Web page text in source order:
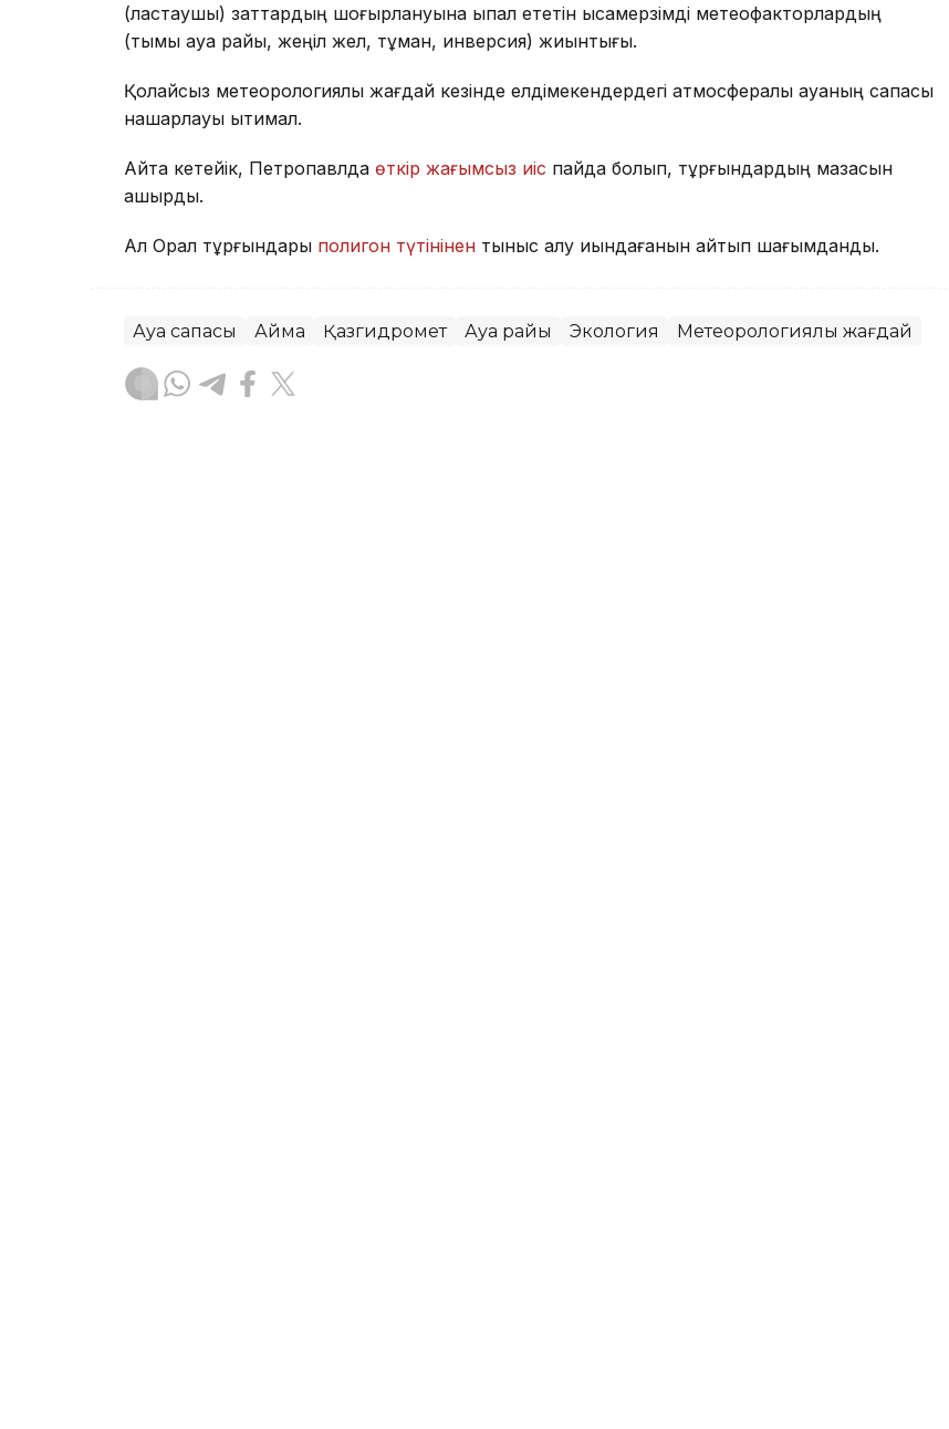
(ластаушы) заттардың шоғырлануына ықпал ететін қысқамерзімді метеофакторлардың
(тымық ауа райы, жеңіл жел, тұман, инверсия) жиынтығы.
Қолайсыз метеорологиялық жағдай кезінде елдімекендердегі атмосфералық ауаның сапасы
нашарлауы ықтимал.
Айта кетейік, Петропавлда өткір жағымсыз иіс пайда болып, тұрғындардың мазасын
қашырды.
Ал Орал тұрғындары полигон түтінінен тыныс алу қиындағанын айтып шағымданды.
Ауа сапасы Аймақ Қазгидромет Ауа райы Экология Метеорологиялық жағдай